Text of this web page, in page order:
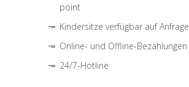
point
Kindersitze verfügbar auf Anfrage
Online- und Offline-Bezahlungen
24/7-Hotline